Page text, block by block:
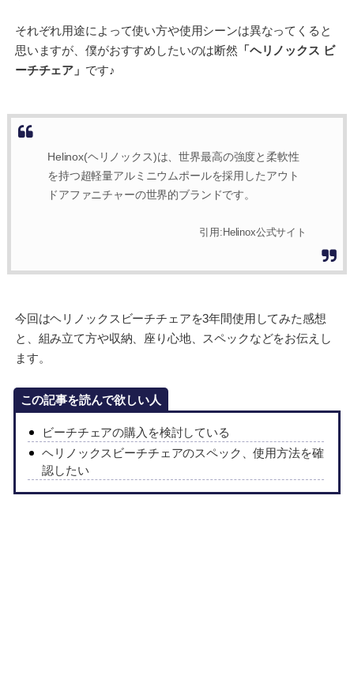
それぞれ用途によって使い方や使用シーンは異なってくると
思いますが、僕がおすすめしたいのは断然 「ヘリノックス ビ
ーチチェア」 です♪
Helinox(ヘリノックス)は、世界最高の強度と柔軟性
を持つ超軽量アルミニウムポールを採用したアウト
ドアファニチャーの世界的ブランドです。
引用:Helinox公式サイト
今回はヘリノックスビーチチェアを3年間使用してみた感想
と、組み立て方や収納、座り心地、スペックなどをお伝えし
ます。
この記事を読んで欲しい人
ビーチチェアの購入を検討している
ヘリノックスビーチチェアのスペック、使用方法を確
認したい